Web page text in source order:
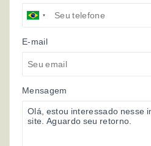
E-mail
Mensagem